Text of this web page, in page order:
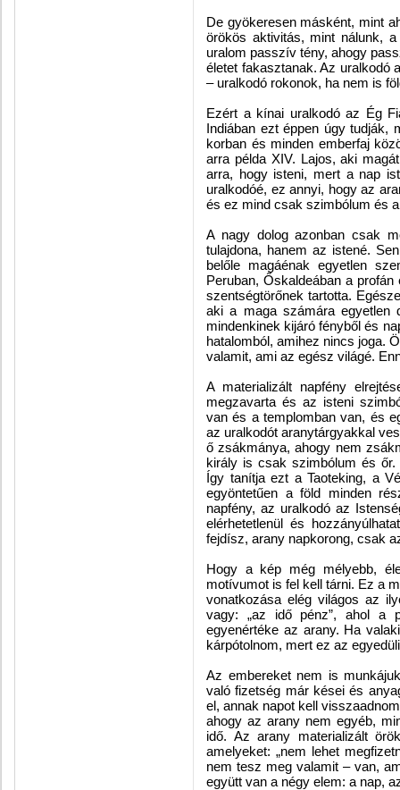
De gyökeresen másként, mint
örökös aktivitás, mint nálunk,
uralom passzív tény, ahogy
életet fakasztanak. Az uralkodó
– uralkodó rokonok, ha nem is
Ezért a kínai uralkodó az Ég
Indiában ezt éppen úgy tudják,
korban és minden emberfaj
arra példa XIV. Lajos, aki
arra, hogy isteni, mert a nap
uralkodóé, ez annyi, hogy az
és ez mind csak szimbólum és
A nagy dolog azonban csak
tulajdona, hanem az istené.
belőle magáénak egyetlen
Peruban, Őskaldeában a
szentségtörőnek tartotta.
aki a maga számára egyetlen
mindenkinek kijáró fényből és
hatalomból, amihez nincs joga.
valamit, ami az egész világé.
A materializált napfény
megzavarta és az isteni
van és a templomban van, és
az uralkodót aranytárgyakkal
ő zsákmánya, ahogy nem
király is csak szimbólum és őr.
Így tanítja ezt a Taoteking, a
egyöntetűen a föld minden
napfény, az uralkodó az
elérhetetlenül és
fejdísz, arany napkorong, csak
Hogy a kép még mélyebb,
motívumot is fel kell tárni. Ez a
vonatkozása elég világos az
vagy: „az idő pénz”, ahol a
egyenértéke az arany. Ha
kárpótolnom, mert ez az
Az embereket nem is
való fizetség már kései és
el, annak napot kell
ahogy az arany nem egyéb,
idő. Az arany materializált
amelyeket: „nem lehet
nem tesz meg valamit – van,
együtt van a négy elem: a nap,